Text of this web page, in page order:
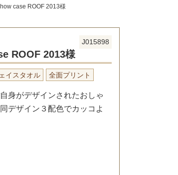
case ROOF 2013様
J015898
ROOF 2013様
イスタオル 全面プリント
身がデザインされたおしゃ
デザイン３配色でカッコよ